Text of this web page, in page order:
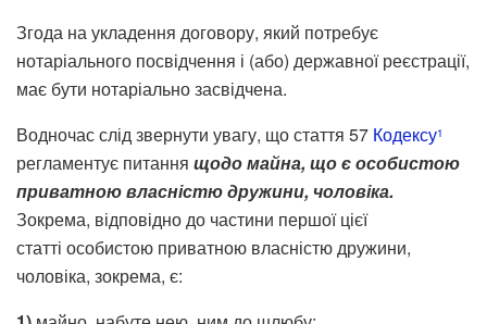
Згода на укладення договору, який потребує
нотаріального посвідчення і (або) державної реєстрації,
має бути нотаріально засвідчена.
Водночас слід звернути увагу, що стаття 57 Кодексу1
регламентує питання щодо майна, що є особистою
приватною власністю дружини, чоловіка.
Зокрема, відповідно до частини першої цієї
статті особистою приватною власністю дружини,
чоловіка, зокрема, є: